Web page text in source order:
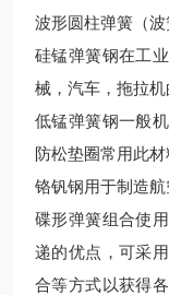
波形圆柱弹簧（波
硅锰弹簧钢在工
械，汽车，拖拉机
低锰弹簧钢一般
防松垫圈常用此材
铬钒钢用于制造航
碟形弹簧组合使
递的优点，可采
合等方式以获得